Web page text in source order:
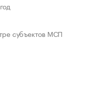
субъектов МСП